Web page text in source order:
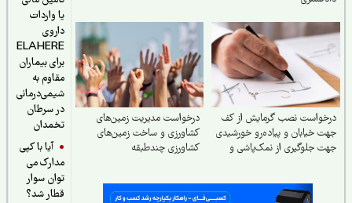
یا واردات
داروی
ELAHERE
برای بیماران
مقاوم به
شیمی‌درمانی
در سرطان
تخمدان
آیا با کپی
مدارک می
توان سوار
قطار شد؟
درخواست نصب گرمایش از کف
جهت خیابان و پیاده‌رو خورشیدی
جهت جلوگیری از نمک‌پاشی و
درخواست مدیریت زمین‌های
کشاورزی و ساخت زمین‌های
کشاورزی چندطبقه